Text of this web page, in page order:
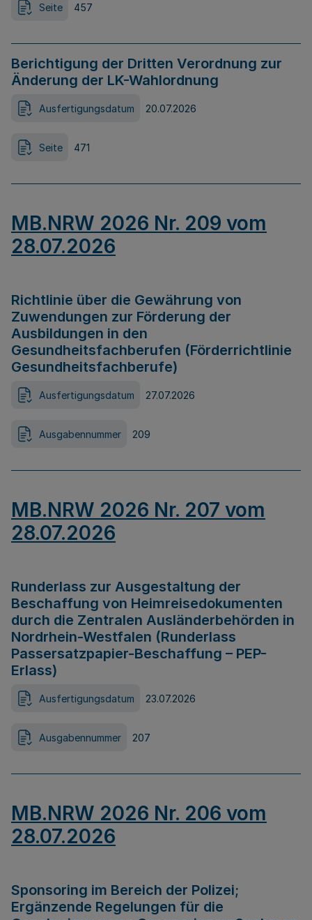
Seite 457
Berichtigung der Dritten Verordnung zur
Änderung der LK-Wahlordnung
Ausfertigungsdatum 20.07.2026
Seite 471
MB.NRW 2026 Nr. 209 vom
28.07.2026
Richtlinie über die Gewährung von
Zuwendungen zur Förderung der
Ausbildungen in den
Gesundheitsfachberufen (Förderrichtlinie
Gesundheitsfachberufe)
Ausfertigungsdatum 27.07.2026
Ausgabennummer 209
MB.NRW 2026 Nr. 207 vom
28.07.2026
Runderlass zur Ausgestaltung der
Beschaffung von Heimreisedokumenten
durch die Zentralen Ausländerbehörden in
Nordrhein-Westfalen (Runderlass
Passersatzpapier-Beschaffung – PEP-
Erlass)
Ausfertigungsdatum 23.07.2026
Ausgabennummer 207
MB.NRW 2026 Nr. 206 vom
28.07.2026
Sponsoring im Bereich der Polizei;
Ergänzende Regelungen für die